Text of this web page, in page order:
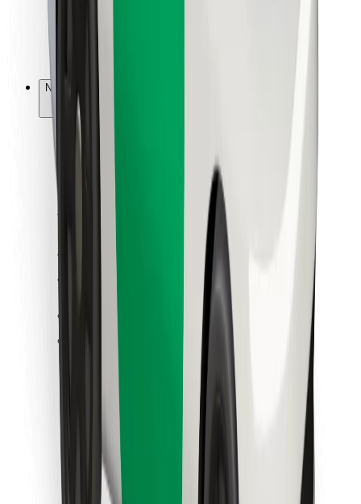
Kwa migahawa
Bolt kwa Biashara
Nyingine
Wasambazaji
Vigezo na Masharti
Vidakuzi
Pata usafiri ndani ya dakika!
Pakua Programu ya Bolt
Pakua programu ya Bolt Food